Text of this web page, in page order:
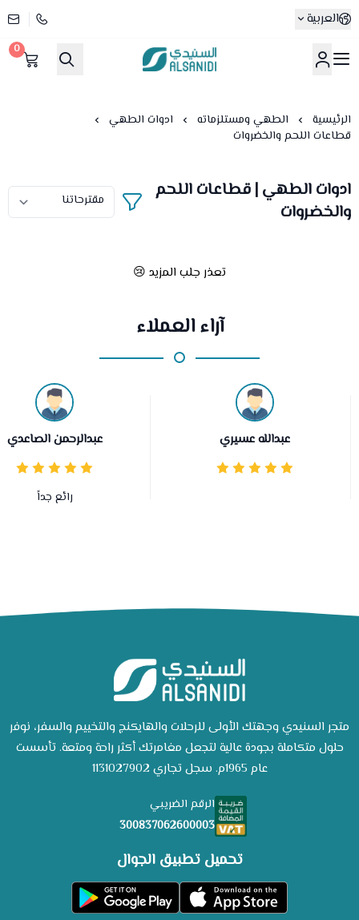
العربية
متجر السنيدي
0
الرئيسية الطهي ومستلزماته
ادوات الطهي
قطاعات اللحم والخضروات
ادوات الطهي | قطاعات اللحم
والخضروات
تعذر جلب المزيد 😢
آراء العملاء
عبدالله عسيري عبدالرحمن الصاعدي
رائع جداً
متجر السنيدي وجهتك الأولى للرحلات والهايكنج والتخييم والسفر، نوفر
حلول متكاملة بجودة عالية لتجعل مغامرتك أكثر راحة ومتعة. تأسست
عام 1965م. سجل تجاري 1131027902
الرقم الضريبي
300837062600003
تحميل تطبيق الجوال